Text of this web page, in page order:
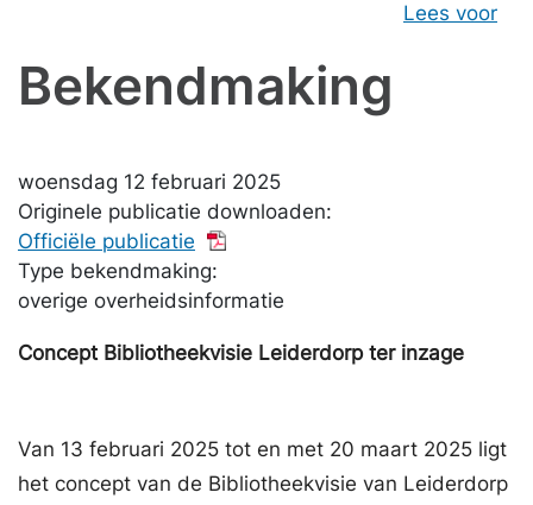
Lees voor
Bekendmaking
woensdag 12 februari 2025
Originele publicatie downloaden:
Officiële publicatie
Type bekendmaking:
overige overheidsinformatie
Concept Bibliotheekvisie Leiderdorp ter inzage
Van 13 februari 2025 tot en met 20 maart 2025 ligt
het concept van de Bibliotheekvisie van Leiderdorp